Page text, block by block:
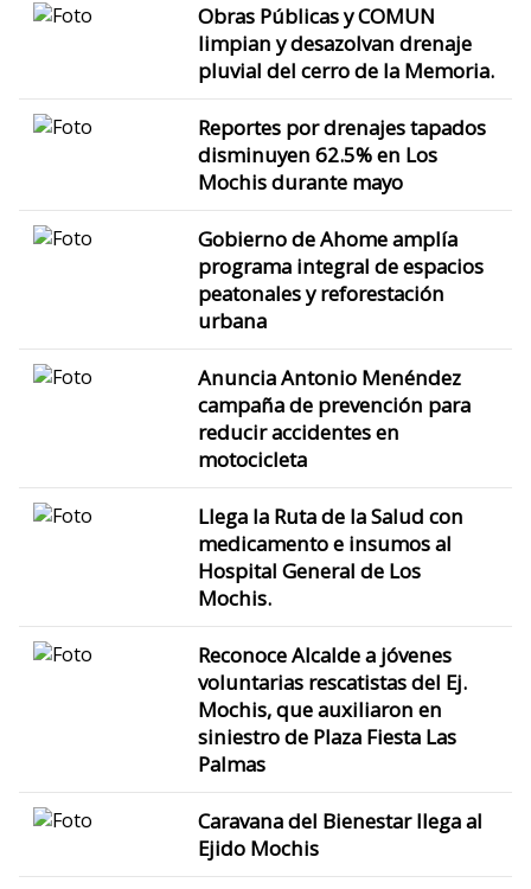
Obras Públicas y COMUN
limpian y desazolvan drenaje
pluvial del cerro de la Memoria.
Reportes por drenajes tapados
disminuyen 62.5% en Los
Mochis durante mayo
Gobierno de Ahome amplía
programa integral de espacios
peatonales y reforestación
urbana
Anuncia Antonio Menéndez
campaña de prevención para
reducir accidentes en
motocicleta
Llega la Ruta de la Salud con
medicamento e insumos al
Hospital General de Los
Mochis.
Reconoce Alcalde a jóvenes
voluntarias rescatistas del Ej.
Mochis, que auxiliaron en
siniestro de Plaza Fiesta Las
Palmas
Caravana del Bienestar llega al
Ejido Mochis